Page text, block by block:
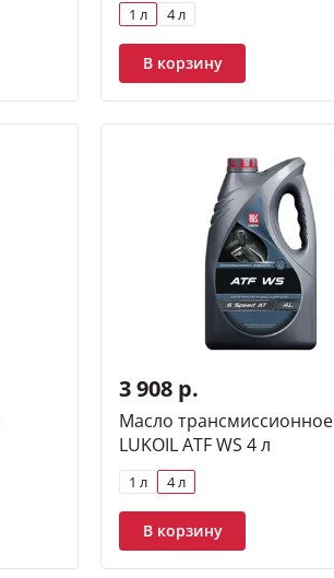
1 л 4 л
В корзину
3 908 р.
Масло трансмиссионное
LUKOIL ATF WS 4 л
1 л 4 л
В корзину